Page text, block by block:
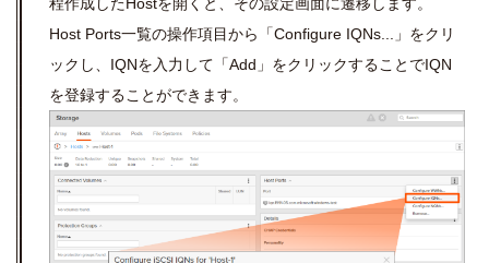
Host Ports一覧の操作項目から「Configure IQNs...」をクリ
ックし、IQNを入力して「Add」をクリックすることでIQN
を登録することができます。